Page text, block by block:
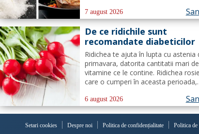
grasimile si carbohidratii ne pot oferi
suficienta energie pentru a satisface
cererile...
7 august 2026
De ce ridichile sunt
recomandate diabeticilor
Ridichea te ajuta în lupta cu astenia
primavara, datorita cantitatii mari de
vitamine ce le contine. Ridichea
care o cumperi în aceasta perioada,
proportie de 25%, vitamina B, acid
potasiu, magneziu si multe alte
6 august 2026
Setari cookies Despre noi Politica de confidențialitate Politica